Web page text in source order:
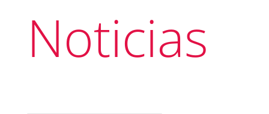
Noticias